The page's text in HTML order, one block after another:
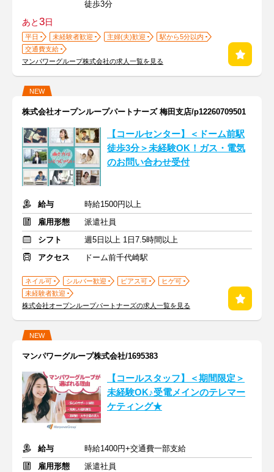
徒歩3分
あと3日
平日 未経験者歓迎 主婦(夫)歓迎
駅から5分以内
交通費支給
マンパワーグループ株式会社の求人一覧を見る
NEW
株式会社オープンループパートナーズ 梅田支店/p12260709501
【コールセンター】＜ドーム前駅
徒歩3分＞未経験OK！ガス・電気
のお問い合わせ受付
給与
時給1500円以上
雇用形態
派遣社員
シフト
週5日以上 1日7.5時間以上
アクセス
ドーム前千代崎駅
ネイル可 シルバー歓迎 ピアス可
ヒゲ可
未経験者歓迎
株式会社オープンループパートナーズの求人一覧を見る
NEW
マンパワーグループ株式会社/1695383
【コールスタッフ】＜期間限定＞
未経験OK♪受電メインのテレマー
ケティング★
給与
時給1400円+交通費一部支給
雇用形態
派遣社員